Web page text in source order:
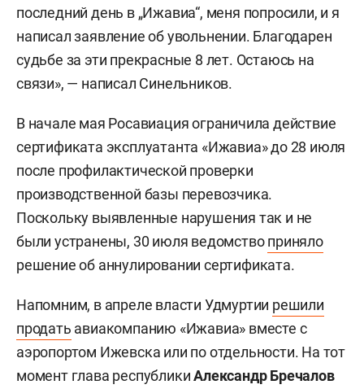
последний день в „Ижавиа“, меня попросили, и я
написал заявление об увольнении. Благодарен
судьбе за эти прекрасные 8 лет. Остаюсь на
связи», — написал Синельников.
В начале мая Росавиация ограничила действие
сертификата эксплуатанта «Ижавиа» до 28 июля
после профилактической проверки
производственной базы перевозчика.
Поскольку выявленные нарушения так и не
были устранены, 30 июля ведомствоприняло
решение об аннулировании сертификата.
Напомним, в апреле власти Удмуртии решили
продать авиакомпанию «Ижавиа» вместе с
аэропортом Ижевска или по отдельности. На тот
момент глава республикиАлександр Бречалов